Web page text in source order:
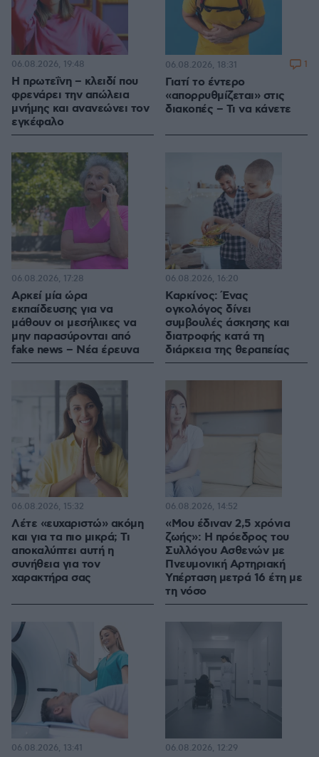
Η πρωτεΐνη – κλειδί που
φρενάρει την απώλεια
μνήμης και ανανεώνει τον
εγκέφαλο
06.08.2026, 19:48
Γιατί το έντερο
«απορρυθμίζεται» στις
διακοπές – Τι να κάνετε
06.08.2026, 18:31 1
Αρκεί μία ώρα
εκπαίδευσης για να
μάθουν οι μεσήλικες να
μην παρασύρονται από
fake news – Νέα έρευνα
06.08.2026, 17:28
Καρκίνος: Ένας
ογκολόγος δίνει
συμβουλές άσκησης και
διατροφής κατά τη
διάρκεια της θεραπείας
06.08.2026, 16:20
Λέτε «ευχαριστώ» ακόμη
και για τα πιο μικρά; Τι
αποκαλύπτει αυτή η
συνήθεια για τον
χαρακτήρα σας
06.08.2026, 15:32
«Μου έδιναν 2,5 χρόνια
ζωής»: Η πρόεδρος του
Συλλόγου Ασθενών με
Πνευμονική Αρτηριακή
Υπέρταση μετρά 16 έτη με
τη νόσο
06.08.2026, 14:52
06.08.2026, 13:41 06.08.2026, 12:29